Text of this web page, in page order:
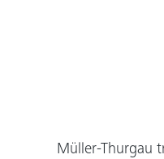
Müller-Thurgau